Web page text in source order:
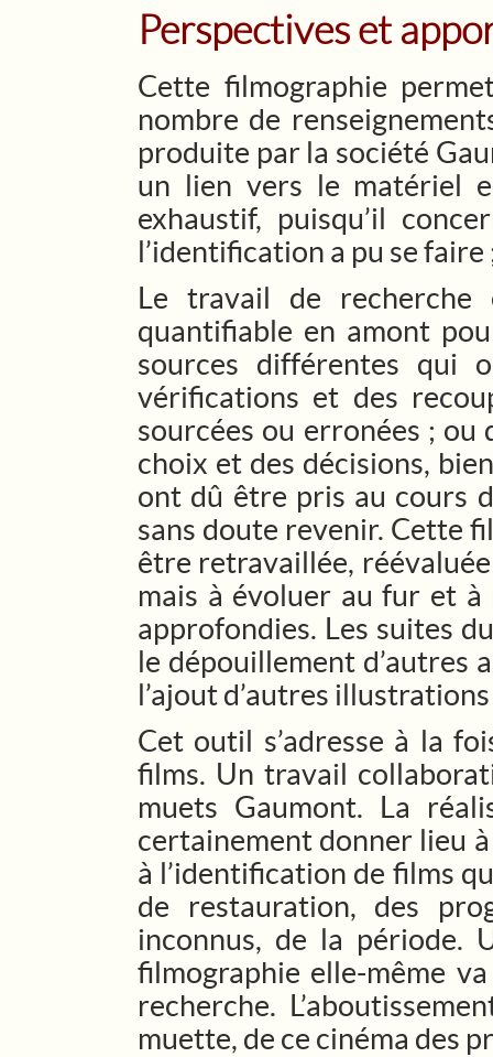
Perspectives et
Cette filmographie
nombre de
produite par la société
un lien vers le matériel
exhaustif, puisqu’il
l’identification a pu se
Le travail de recherche
quantifiable en amont
sources différentes qui
vérifications et des
sourcées ou erronées ;
choix et des décisions,
ont dû être pris au cours
sans doute revenir. Cette
être retravaillée, réévaluée
mais à évoluer au fur et à
approfondies. Les suites
le dépouillement d’autres
l’ajout d’autres
Cet outil s’adresse à la
films. Un travail
muets Gaumont. La
certainement donner lieu
à l’identification de films
de restauration, des
inconnus, de la période.
filmographie elle-même
recherche.
muette, de ce cinéma des